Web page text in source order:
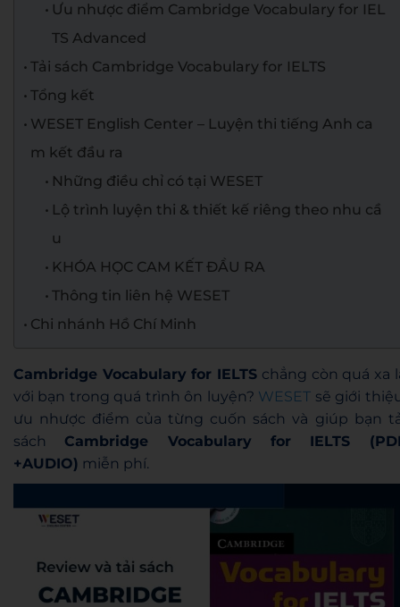
Ưu nhược điểm Cambridge Vocabulary for IEL
TS Advanced
Tải sách Cambridge Vocabulary for IELTS
Tổng kết
WESET English Center – Luyện thi tiếng Anh ca
m kết đầu ra
Những điều chỉ có tại WESET
Lộ trình luyện thi & thiết kế riêng theo nhu cầ
u
KHÓA HỌC CAM KẾT ĐẦU RA
Thông tin liên hệ WESET
Chi nhánh Hồ Chí Minh
Cambridge Vocabulary for IELTS chẳng còn quá xa
với bạn trong quá trình ôn luyện? WESET sẽ giới
ưu nhược điểm của từng cuốn sách và giúp bạn
sách Cambridge Vocabulary for IELTS
+AUDIO) miễn phí.